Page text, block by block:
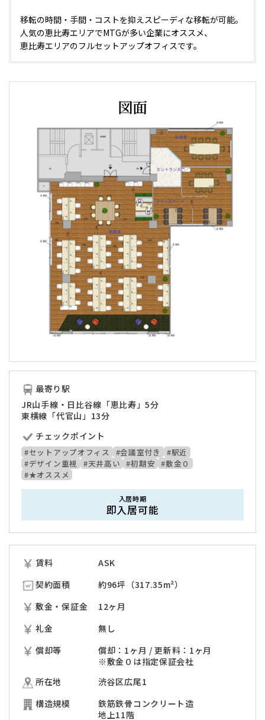
移転の時間・手間・コストを抑えスピーディな移転が可能。
人気の恵比寿エリアでMTGが多い企業にオススメ、
恵比寿エリアのフルセットアップオフィスです。
図面
最寄り駅
JR山手線・日比谷線「恵比寿」5分
東横線「代官山」13分
チェックポイント
#セットアップオフィス #会議室付き
#駅近
#デザイン重視
#天井高い #初期安 #敷金０
#★オススメ
入居時期
即入居可能
賃料
ASK
契約面積
約96坪（317.35m²）
敷金・保証金
12ヶ月
礼金
無し
償却等
償却：1ヶ月 / 更新料：1ヶ月
※敷金０は指定保証会社
所在地
渋谷区広尾1
構造規模
鉄筋鉄骨コンクリート造
地上11階